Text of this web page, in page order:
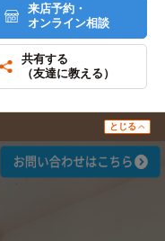
来店予約・
オンライン相談
共有する
（友達に教える）
とじる